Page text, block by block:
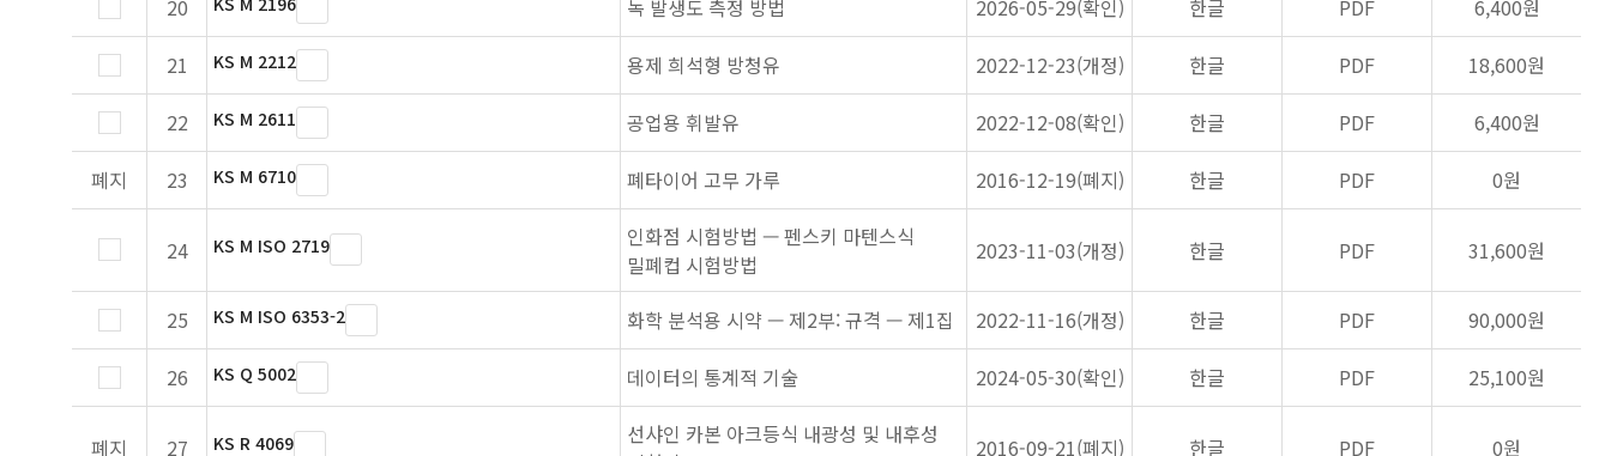
20
녹 발생도 측정 방법 2026-05-29(확인) 한글 PDF
6,400원
21
KS M 2212 용제 희석형 방청유 2022-12-23(개정) 한글 PDF
18,600원
22
KS M 2611 공업용 휘발유 2022-12-08(확인) 한글 PDF
6,400원
폐지
23 KS M 6710 폐타이어 고무 가루 2016-12-19(폐지) 한글 PDF 0원
24 KS M ISO 2719
인화점 시험방법 — 펜스키 마텐스식
밀폐컵 시험방법
2023-11-03(개정) 한글 PDF 31,600원
25 KS M ISO 6353-2 화학 분석용 시약 — 제2부: 규격 — 제1집 2022-11-16(개정) 한글 PDF
90,000원
26
KS Q 5002 데이터의 통계적 기술 2024-05-30(확인) 한글 PDF 25,100원
폐지 27 KS R 4069
선샤인 카본 아크등식 내광성 및 내후성
2016-09-21(폐지) 한글 PDF 0원